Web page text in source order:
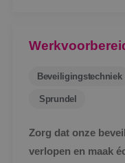
Beveiligingstechniek
Sprundel
Zorg dat onze
verlopen en maak